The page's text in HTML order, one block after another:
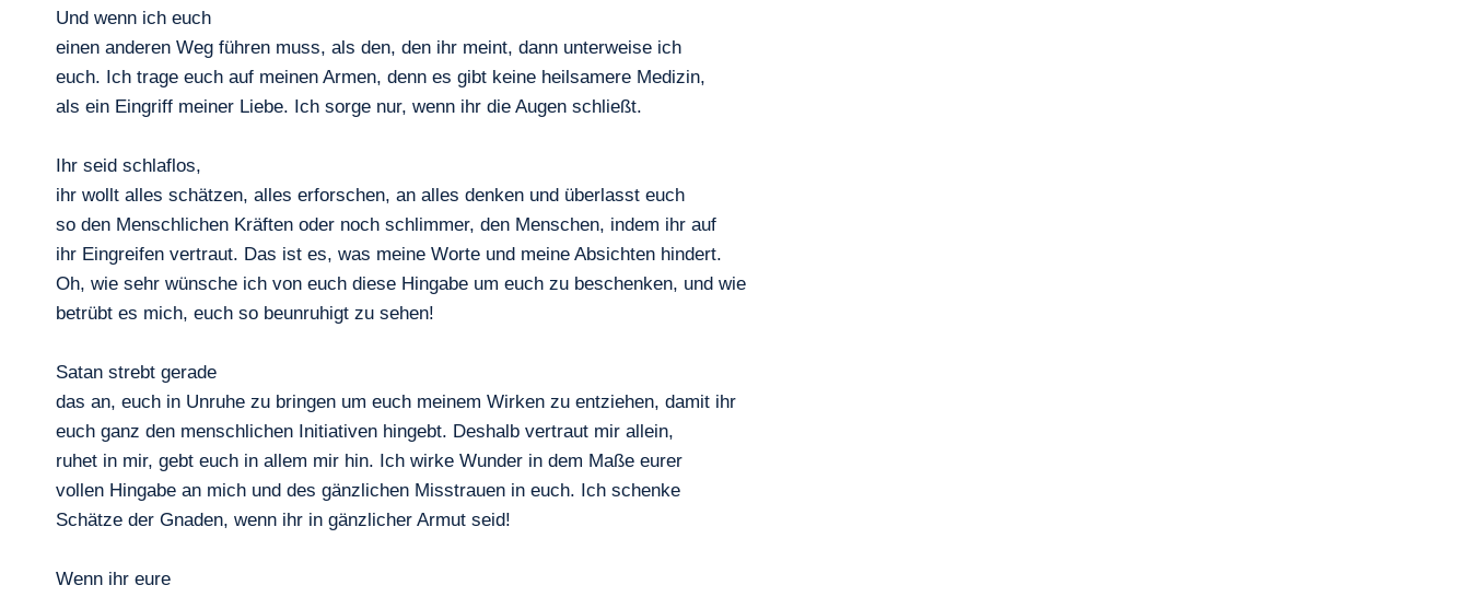
Und wenn ich euch
einen anderen Weg führen muss, als den, den ihr meint, dann unterweise ich
euch. Ich trage euch auf meinen Armen, denn es gibt keine heilsamere Medizin,
als ein Eingriff meiner Liebe. Ich sorge nur, wenn ihr die Augen schließt.
Ihr seid schlaflos,
ihr wollt alles schätzen, alles erforschen, an alles denken und überlasst euch
so den Menschlichen Kräften oder noch schlimmer, den Menschen, indem ihr auf
ihr Eingreifen vertraut. Das ist es, was meine Worte und meine Absichten hindert.
Oh, wie sehr wünsche ich von euch diese Hingabe um euch zu beschenken, und wie
betrübt es mich, euch so beunruhigt zu sehen!
Satan strebt gerade
das an, euch in Unruhe zu bringen um euch meinem Wirken zu entziehen, damit ihr
euch ganz den menschlichen Initiativen hingebt. Deshalb vertraut mir allein,
ruhet in mir, gebt euch in allem mir hin. Ich wirke Wunder in dem Maße eurer
vollen Hingabe an mich und des gänzlichen Misstrauen in euch. Ich schenke
Schätze der Gnaden, wenn ihr in gänzlicher Armut seid!
Wenn ihr eure